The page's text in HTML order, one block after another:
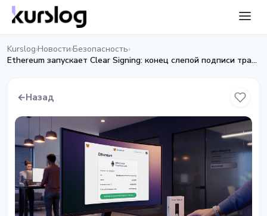
Kurslog›Новости›Безопасность›
Ethereum запускает Clear Signing: конец слепой подписи транзакций с Ledger, Trezor и MetaMask
←Назад